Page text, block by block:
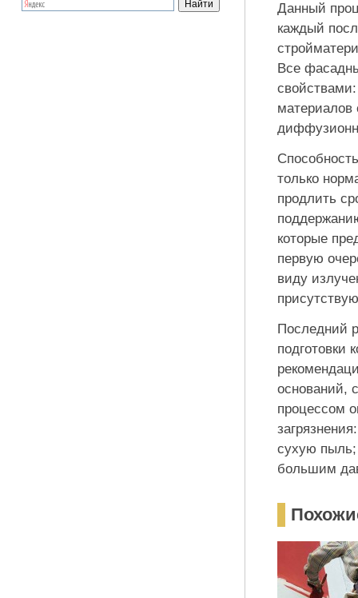
Данный
каждый
Все
материалов
только
продлить
которые
первую
виду
Последний
подготовки
оснований,
процессом
сухую
большим